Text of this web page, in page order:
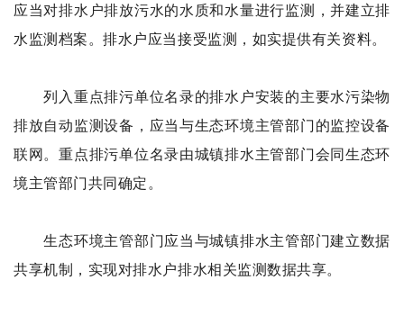
应当对排水户排放污水的水质和水量进行监测，并建立排
水监测档案。排水户应当接受监测，如实提供有关资料。
列入重点排污单位名录的排水户安装的主要水污染物
排放自动监测设备，应当与生态环境主管部门的监控设备
联网。重点排污单位名录由城镇排水主管部门会同生态环
境主管部门共同确定。
生态环境主管部门应当与城镇排水主管部门建立数据
共享机制，实现对排水户排水相关监测数据共享。